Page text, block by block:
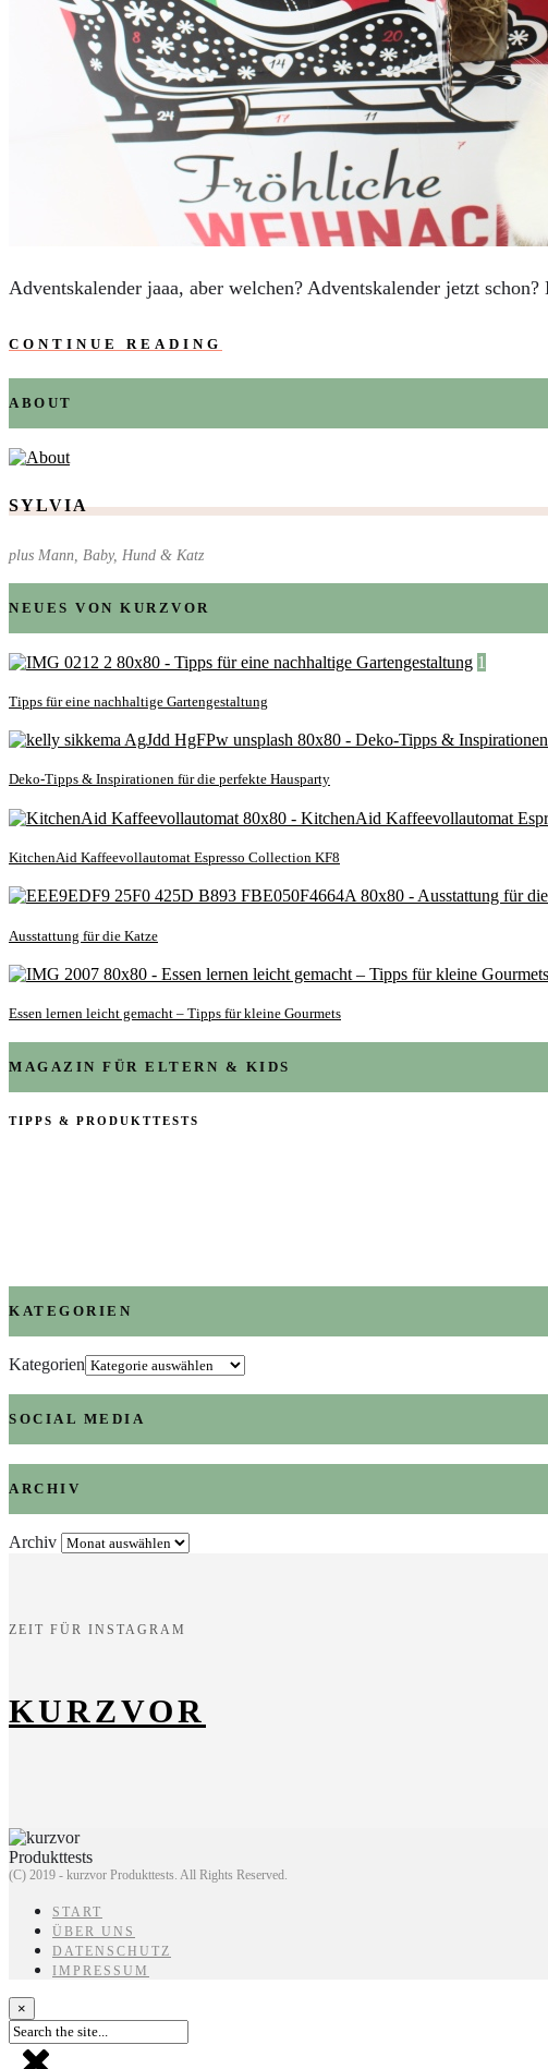
SPORT & FITNESS
TECHNIK
GEWINNSPIELE
HAUSHALTSGERÄTE
KAFFEEMASCHINEN & CO
FOTOS UND FOTOBÜCHER
AUTOS
REISE
BOXEN
Adventskalender jaaa, aber welchen? Adventskalender jetzt
CONTINUE READING
ABOUT
SYLVIA
plus Mann, Baby, Hund & Katz
NEUES VON KURZVOR
1
Tipps für eine nachhaltige Gartengestaltung
Deko-Tipps & Inspirationen für die perfekte Hausparty
KitchenAid Kaffeevollautomat Espresso Collection KF8
Ausstattung für die Katze
Essen lernen leicht gemacht – Tipps für kleine Gourmets
MAGAZIN FÜR ELTERN & KIDS
TIPPS & PRODUKTTESTS
KATEGORIEN
Kategorien
SOCIAL MEDIA
ARCHIV
Archiv
ZEIT FÜR INSTAGRAM
KURZVOR
(C) 2019 - kurzvor Produkttests. All Rights Reserved.
START
ÜBER UNS
DATENSCHUTZ
IMPRESSUM
×